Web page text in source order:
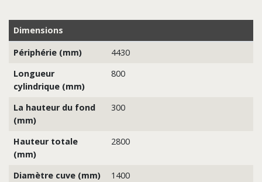
Dimensions
Périphérie (mm)
4430
Longueur
cylindrique (mm)
800
La hauteur du fond
(mm)
300
Hauteur totale
(mm)
2800
Diamètre cuve (mm)
1400